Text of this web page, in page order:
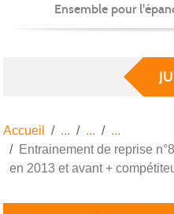
Ensemble pour
Accueil
Entrainement de reprise
en 2013 et avant +